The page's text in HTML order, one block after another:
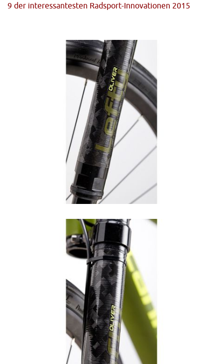
9 der interessantesten Radsport-Innovationen 2015